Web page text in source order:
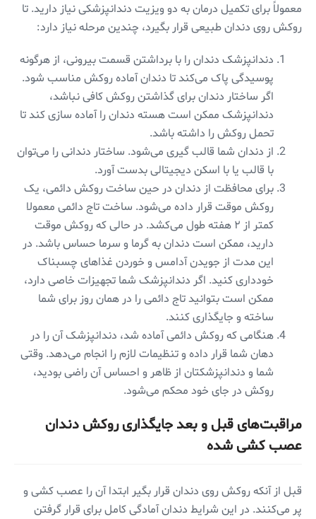
معمولاً برای تکمیل درمان به دو ویزیت دندانپزشکی نیاز دارید. تا
روکش روی دندان طبیعی قرار بگیرد، چندین مرحله نیاز دارد:
دندانپزشک دندان را با برداشتن قسمت بیرونی، از هرگونه
پوسیدگی پاک می‌کند تا دندان آماده روکش مناسب شود.
اگر ساختار دندان برای گذاشتن روکش کافی نباشد،
دندانپزشک ممکن است هسته دندان را آماده سازی کند تا
تحمل روکش را داشته باشد.
از دندان شما قالب گیری می‌شود. ساختار دندانی را می‌توان
با قالب یا با اسکن دیجیتالی بدست آورد.
برای محافظت از دندان در حین ساخت روکش دائمی، یک
روکش موقت قرار داده می‌شود. ساخت تاج دائمی معمولا
کمتر از ۲ هفته طول می‌کشد. در حالی که روکش موقت
دارید، ممکن است دندان به گرما و سرما حساس باشد. در
این مدت از جویدن آدامس و خوردن غذاهای چسبناک
خودداری کنید. اگر دندانپزشک شما تجهیزات خاصی دارد،
ممکن است بتوانید تاج دائمی را در همان روز برای شما
ساخته و جایگذاری کنند.
هنگامی که روکش دائمی آماده شد، دندانپزشک آن را در
دهان شما قرار داده و تنظیمات لازم را انجام می‌دهد. وقتی
شما و دندانپزشکتان از ظاهر و احساس آن راضی بودید،
روکش در جای خود محکم می‌شود.
مراقبت‌های قبل و بعد جایگذاری روکش دندان
عصب کشی شده
قبل از آنکه روکش روی دندان قرار بگیر ابتدا آن را عصب کشی و
پر می‌کنند. در این شرایط دندان آمادگی کامل برای قرار گرفتن